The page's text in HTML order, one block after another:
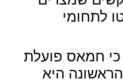
לתחומי
כי חמאס פועלת
היא